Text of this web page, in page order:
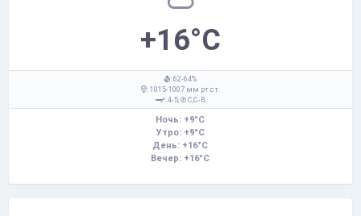
+16°C
: 62-64%
: 1015-1007 мм рт.ст.
: 4-5,
С,С-В
Ночь: +9°C
Утро: +9°C
День: +16°C
Вечер: +16°C